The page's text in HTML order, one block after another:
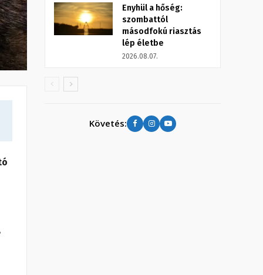
Enyhül a hőség:
szombattól
másodfokú riasztás
lép életbe
2026.08.07.
Követés: